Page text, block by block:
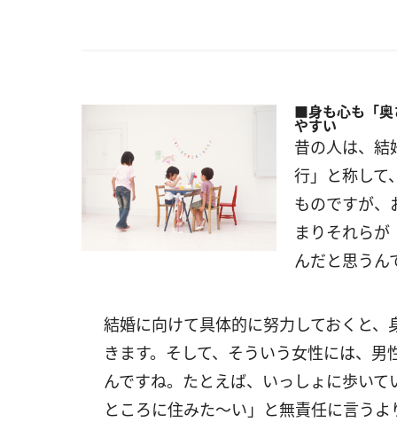
■身も心も「奥
やすい
昔の人は、結
行」と称して
ものですが、
まりそれら
んだと思うん
結婚に向けて具体的に努力しておくと
きます。そして、そういう女性には、
んですね。たとえば、いっしょに歩い
ところに住みた～い」と無責任に言う